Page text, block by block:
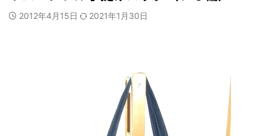
2012年4月15日 2021年1月30日